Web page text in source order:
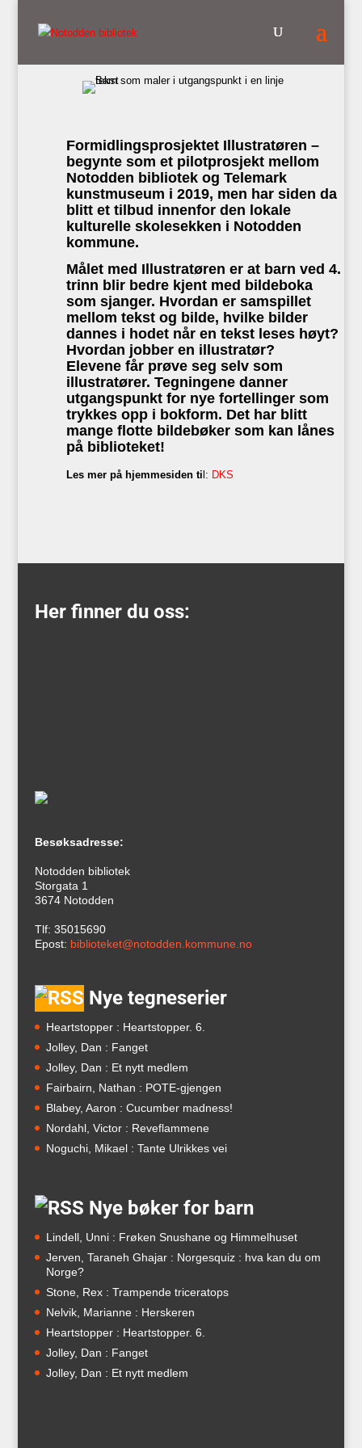
Formidlingsprosjektet Illustratøren –
begynte som et pilotprosjekt mellom
Notodden bibliotek og Telemark
kunstmuseum i 2019, men har siden da
blitt et tilbud innenfor den lokale
kulturelle skolesekken i Notodden
kommune.
Målet med Illustratøren er at barn ved 4.
trinn blir bedre kjent med bildeboka
som sjanger. Hvordan er samspillet
mellom tekst og bilde, hvilke bilder
dannes i hodet når en tekst leses høyt?
Hvordan jobber en illustratør?
Elevene får prøve seg selv som
illustratører. Tegningene danner
utgangspunkt for nye fortellinger som
trykkes opp i bokform. Det har blitt
mange flotte bildebøker som kan lånes
på biblioteket!
Les mer på hjemmesiden ti l: DKS
Her finner du oss:
Besøksadresse:
Notodden bibliotek
Storgata 1
3674 Notodden
Tlf: 35015690
Epost: biblioteket@notodden.kommune.no
Nye tegneserier
Heartstopper : Heartstopper. 6.
Jolley, Dan : Fanget
Jolley, Dan : Et nytt medlem
Fairbairn, Nathan : POTE-gjengen
Blabey, Aaron : Cucumber madness!
Nordahl, Victor : Reveflammene
Noguchi, Mikael : Tante Ulrikkes vei
Nye bøker for barn
Lindell, Unni : Frøken Snushane og Himmelhuset
Jerven, Taraneh Ghajar : Norgesquiz : hva kan du om
Norge?
Stone, Rex : Trampende triceratops
Nelvik, Marianne : Herskeren
Heartstopper : Heartstopper. 6.
Jolley, Dan : Fanget
Jolley, Dan : Et nytt medlem